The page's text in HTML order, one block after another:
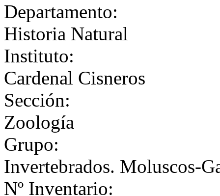
Departamento:
Historia Natural
Instituto:
Cardenal Cisneros
Sección:
Zoología
Grupo:
Invertebrados. Moluscos-
Nº Inventario: